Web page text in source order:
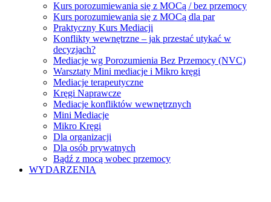
Kurs porozumiewania się z MOCą / bez przemocy
Kurs porozumiewania się z MOCą dla par
Praktyczny Kurs Mediacji
Konflikty wewnętrzne – jak przestać utykać w
decyzjach?
Mediacje wg Porozumienia Bez Przemocy (NVC)
Warsztaty Mini mediacje i Mikro kręgi
Mediacje terapeutyczne
Kręgi Naprawcze
Mediacje konfliktów wewnętrznych
Mini Mediacje
Mikro Kręgi
Dla organizacji
Dla osób prywatnych
Bądź z mocą wobec przemocy
WYDARZENIA